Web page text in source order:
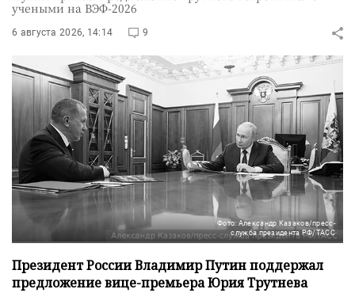
учеными на ВЭФ-2026
6 августа 2026, 14:14 9
Фото: Александр Казаков/пресс-
служба президента РФ/ТАСС
Президент России Владимир Путин поддержал
предложение вице-премьера Юрия Трутнева